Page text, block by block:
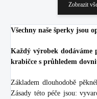
Zobrazit
Všechny naše šperky jsou
Každý výrobek dodáváme
krabičce s průhledem
Základem dlouhodobě
Zásady této péče jsou: